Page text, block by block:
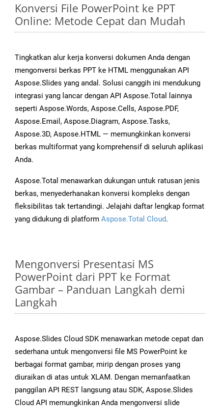
Konversi File PowerPoint ke PPT
Online: Metode Cepat dan Mudah
Tingkatkan alur kerja konversi dokumen Anda dengan
mengonversi berkas PPT ke HTML menggunakan API
Aspose.Slides yang andal. Solusi canggih ini mendukung
integrasi yang lancar dengan API Aspose.Total lainnya
seperti Aspose.Words, Aspose.Cells, Aspose.PDF,
Aspose.Email, Aspose.Diagram, Aspose.Tasks,
Aspose.3D, Aspose.HTML — memungkinkan konversi
berkas multiformat yang komprehensif di seluruh aplikasi
Anda.
Aspose.Total menawarkan dukungan untuk ratusan jenis
berkas, menyederhanakan konversi kompleks dengan
fleksibilitas tak tertandingi. Jelajahi daftar lengkap format
yang didukung di platform Aspose.Total Cloud.
Mengonversi Presentasi MS
PowerPoint dari PPT ke Format
Gambar – Panduan Langkah demi
Langkah
Aspose.Slides Cloud SDK menawarkan metode cepat dan
sederhana untuk mengonversi file MS PowerPoint ke
berbagai format gambar, mirip dengan proses yang
diuraikan di atas untuk XLAM. Dengan memanfaatkan
panggilan API REST langsung atau SDK, Aspose.Slides
Cloud API memungkinkan Anda mengonversi slide